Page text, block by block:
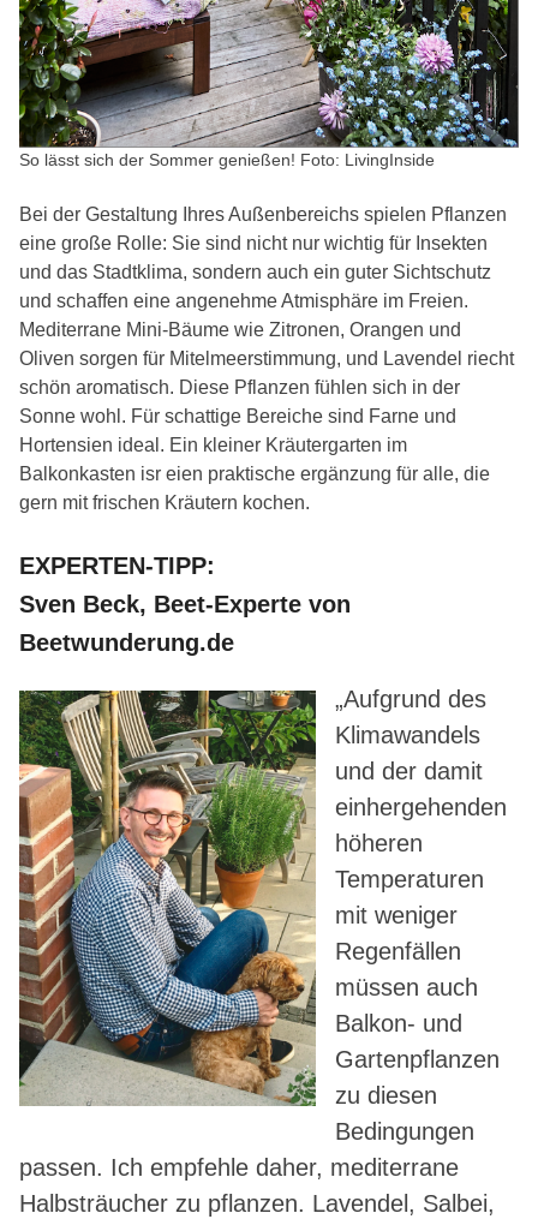
So lässt sich der Sommer genießen! Foto: LivingInside
Bei der Gestaltung Ihres Außenbereichs spielen Pflanzen
eine große Rolle: Sie sind nicht nur wichtig für Insekten
und das Stadtklima, sondern auch ein guter Sichtschutz
und schaffen eine angenehme Atmisphäre im Freien.
Mediterrane Mini-Bäume wie Zitronen, Orangen und
Oliven sorgen für Mitelmeerstimmung, und Lavendel riecht
schön aromatisch. Diese Pflanzen fühlen sich in der
Sonne wohl. Für schattige Bereiche sind Farne und
Hortensien ideal. Ein kleiner Kräutergarten im
Balkonkasten isr eien praktische ergänzung für alle, die
gern mit frischen Kräutern kochen.
EXPERTEN-TIPP:
Sven Beck, Beet-Experte von
Beetwunderung.de
„Aufgrund des
Klimawandels
und der damit
einhergehenden
höheren
Temperaturen
mit weniger
Regenfällen
müssen auch
Balkon- und
Gartenpflanzen
zu diesen
Bedingungen
passen. Ich empfehle daher, mediterrane
Halbsträucher zu pflanzen. Lavendel, Salbei,